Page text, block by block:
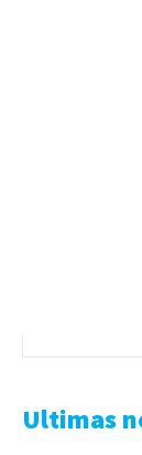
Ultimas